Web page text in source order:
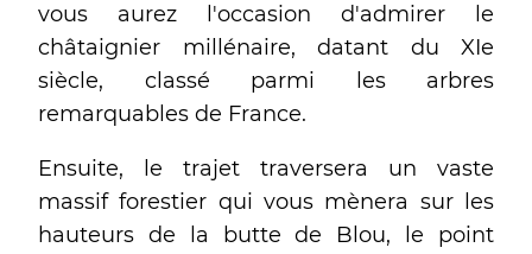
vous aurez l'occasion d'admirer le
châtaignier millénaire, datant du XIe
siècle, classé parmi les arbres
remarquables de France.
Ensuite, le trajet traversera un vaste
massif forestier qui vous mènera sur les
hauteurs de la butte de Blou, le point